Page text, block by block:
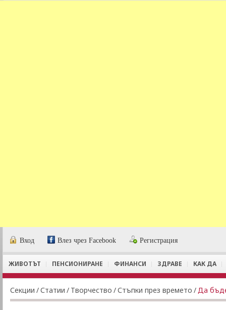
Вход Влез чрез Facebook Регистрация
ЖИВОТЪТ ПЕНСИОНИРАНЕ ФИНАНСИ ЗДРАВЕ КАК ДА
Секции /Статии / Творчество /Стъпки през времето /Да